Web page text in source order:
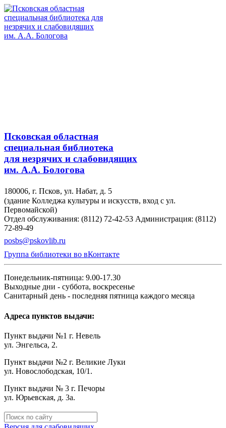
Псковская областная
специальная библиотека
для незрячих и слабовидящих
им. А.А. Бологова
180006, г. Псков, ул. Набат, д. 5
(здание Колледжа культуры и искусств, вход с ул.
Первомайской)
Отдел обслуживания: (8112) 72-42-53 Администрация: (8112)
72-89-49
posbs@pskovlib.ru
Группа библиотеки во вКонтакте
Понедельник-пятница: 9.00-17.30
Выходные дни - суббота, воскресенье
Санитарный день - последняя пятница каждого месяца
Адреса пунктов выдачи:
Пункт выдачи №1 г. Невель
ул. Энгельса, 2.
Пункт выдачи №2 г. Великие Луки
ул. Новослободская, 10/1.
Пункт выдачи № 3 г. Печоры
ул. Юрьевская, д. 3а.